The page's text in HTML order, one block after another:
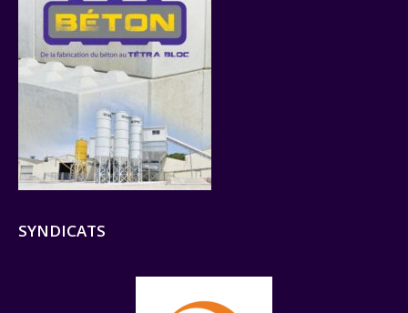
SYNDICATS